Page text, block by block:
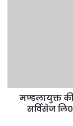
लि0
मण्डलायुक्त की
सर्विसेज